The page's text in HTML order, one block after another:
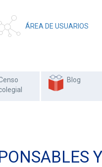
ÁREA DE USUARIOS
Blog